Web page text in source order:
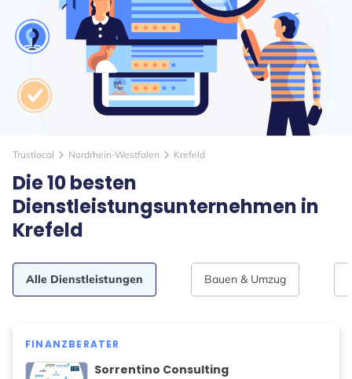
Trustlocal arrow_forward_ios Nordrhein-Westfalen arrow_forward_ios Krefeld
Die 10 besten
Dienstleistungsunternehmen in
Krefeld
Alle Dienstleistungen Bauen & Umzug
FINANZBERATER
Sorrentino Consulting